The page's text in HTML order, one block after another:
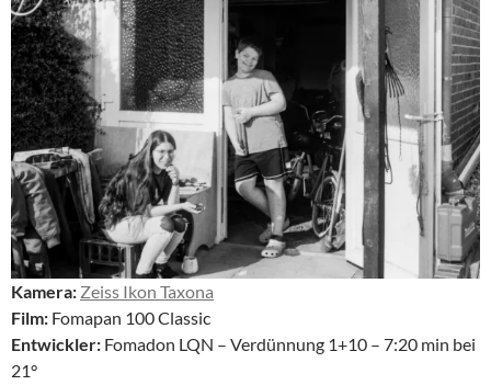
Kamera: Zeiss Ikon Taxona
Film: Fomapan 100 Classic
Entwickler: Fomadon LQN – Verdünnung 1+10 – 7:20 min bei
21°